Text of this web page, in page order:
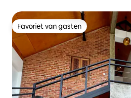
Favoriet van gasten
Favoriet van gasten